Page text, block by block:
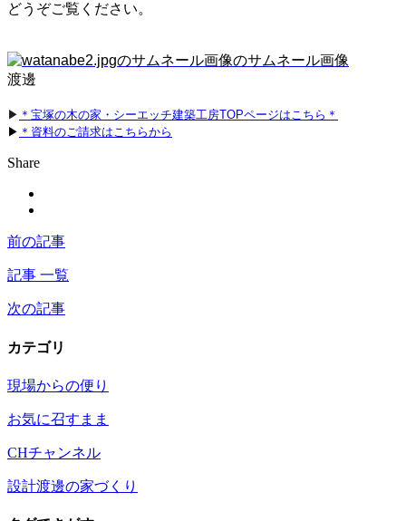
どうぞご覧ください。
渡邊
▶ ＊宝塚の木の家・シーエッチ建築工房TOPページはこちら＊
▶ ＊資料のご請求はこちらから
Share
前の記事
記事 一覧
次の記事
カテゴリ
現場からの便り
お気に召すまま
CHチャンネル
設計渡邊の家づくり